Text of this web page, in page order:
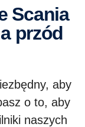
Scania
przód
aby
o to, aby
naszych